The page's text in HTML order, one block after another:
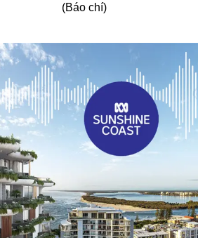
(Báo chí)